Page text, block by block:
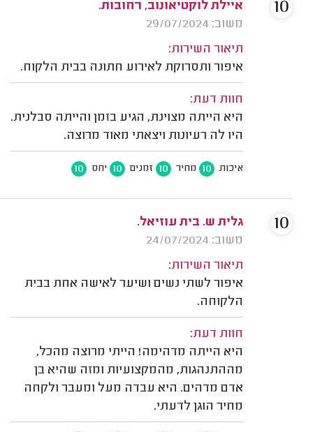
איילת לוקטיאונוב, רחובות.
משוב: 29/07/2024
תיאור השירות:
איפור ותסרוקת לאירוע חתונה בבית הלקוח.
חוות דעת:
היא הייתה מצוינת, הגיע בזמן והייתה סבלנית.
היו לה רעיונות ויצאתי מאוד מרוצה.
איכות 10 מחיר 10 זמנים 10 יחס 10
10
גלית ש. בית עוזיאל.
משוב: 24/07/2024
תיאור השירות:
איפור לשתי נשים ושיער לאישה אחת בבית
הלקוחה.
חוות דעת:
היא הייתה מדהימה! הייתי מרוצה מהכל,
מההתנהגות, מהמקצועיות ומזה שהיא בן
אדם מדהים. היא עבדה מעל ומעבר ולקחה
מחיר הוגן לדעתי.
10